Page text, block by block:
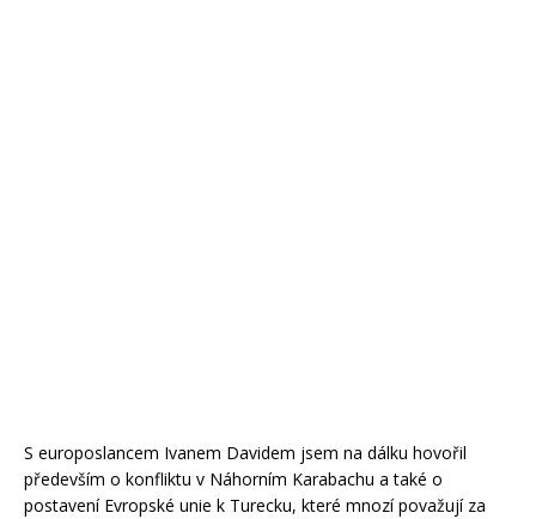
S europoslancem Ivanem Davidem jsem na dálku hovořil
především o konfliktu v Náhorním Karabachu a také o
postavení Evropské unie k Turecku, které mnozí považují za